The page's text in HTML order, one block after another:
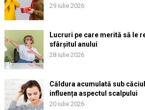
29 iulie 2026
Lucruri pe care merită să le
sfârșitul anului
28 iulie 2026
Căldura acumulată sub
influența aspectul scalpului
20 iulie 2026